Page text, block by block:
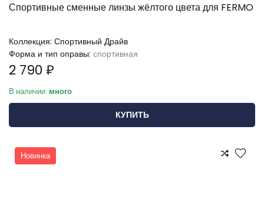
Спортивные сменные линзы жёлтого цвета для FERMO
Коллекция: Спортивный Драйв
Форма и тип оправы: спортивная
2 790 ₽
В наличии: много
КУПИТЬ
Новинка